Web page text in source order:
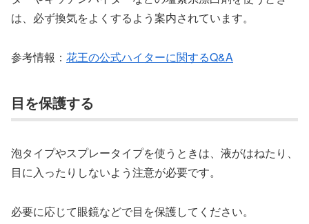
は、必ず換気をよくするよう案内されています。
参考情報： 花王の公式ハイターに関するQ&A
目を保護する
泡タイプやスプレータイプを使うときは、液がはねたり、
目に入ったりしないよう注意が必要です。
必要に応じて眼鏡などで目を保護してください。